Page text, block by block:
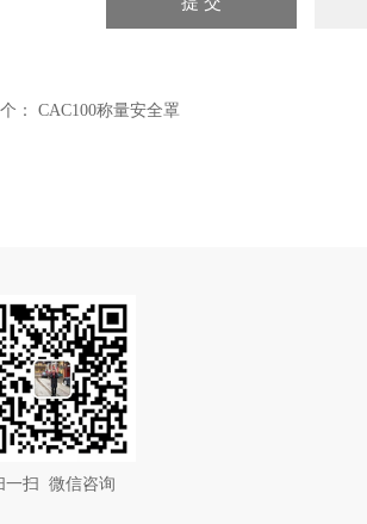
： CAC100称量安全罩
一扫 微信咨询